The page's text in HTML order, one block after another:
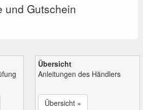
und Gutschein
Übersicht
Anleitungen des Händlers
Übersicht »